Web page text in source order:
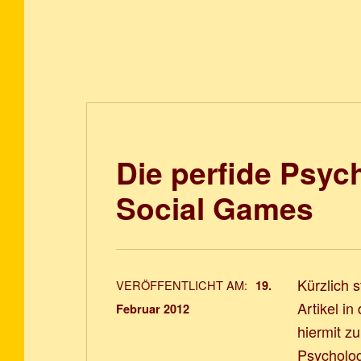
Die perfide
Social Games
VERÖFFENTLICHT AM: 19.
Februar 2012
Kürzlich
Artikel in
hiermit